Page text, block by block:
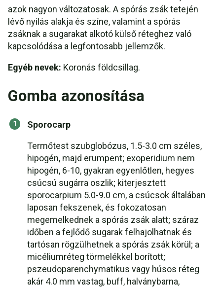
azok nagyon változatosak. A spórás zsák tetején
lévő nyílás alakja és színe, valamint a spórás
zsáknak a sugarakat alkotó külső réteghez való
kapcsolódása a legfontosabb jellemzők.
Egyéb nevek: Koronás földcsillag.
Gomba azonosítása
Sporocarp
Termőtest szubglobózus, 1.5-3.0 cm széles,
hipogén, majd erumpent; exoperidium nem
hipogén, 6-10, gyakran egyenlőtlen, hegyes
csúcsú sugárra oszlik; kiterjesztett
sporocarpium 5.0-9.0 cm, a csúcsok általában
laposan fekszenek, és fokozatosan
megemelkednek a spórás zsák alatt; száraz
időben a fejlődő sugarak felhajolhatnak és
tartósan rögzülhetnek a spórás zsák körül; a
micéliumréteg törmelékkel borított;
pszeudoparenchymatikus vagy húsos réteg
akár 4.0 mm vastag, buff, halványbarna,